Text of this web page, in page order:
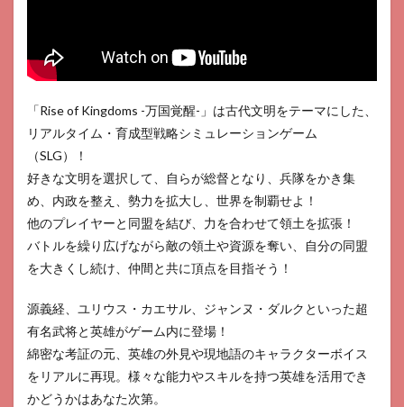
「Rise of Kingdoms -万国覚醒-」は古代文明をテーマにした、
リアルタイム・育成型戦略シミュレーションゲーム
（SLG）！
好きな文明を選択して、自らが総督となり、兵隊をかき集
め、内政を整え、勢力を拡大し、世界を制覇せよ！
他のプレイヤーと同盟を結び、力を合わせて領土を拡張！
バトルを繰り広げながら敵の領土や資源を奪い、自分の同盟
を大きくし続け、仲間と共に頂点を目指そう！
源義経、ユリウス・カエサル、ジャンヌ・ダルクといった超
有名武将と英雄がゲーム内に登場！
綿密な考証の元、英雄の外見や現地語のキャラクターボイス
をリアルに再現。様々な能力やスキルを持つ英雄を活用でき
かどうかはあなた次第。